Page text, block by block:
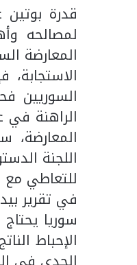
قدرة
لمصالحه
المعارضة
السوريين
الراهنة
اللجنة
للتعاطي مع
في تقرير
سوريا
الإحباط